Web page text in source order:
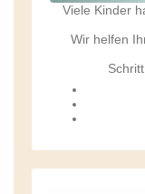
Viele Kinder
Wir helfen